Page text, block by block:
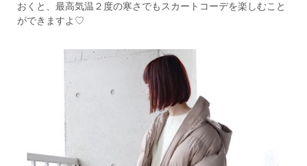
おくと、最高気温２度の寒さでもスカートコーデを楽しむこと
ができますよ♡